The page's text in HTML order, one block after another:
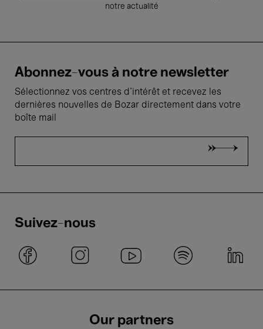
notre actualité
Abonnez-vous à notre newsletter
Sélectionnez vos centres d'intérêt et recevez les
dernières nouvelles de Bozar directement dans votre
boîte mail
Suivez-nous
Our partners